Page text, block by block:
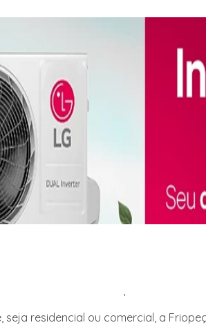
residencial ou comercial, a
residencial ou comercial, a